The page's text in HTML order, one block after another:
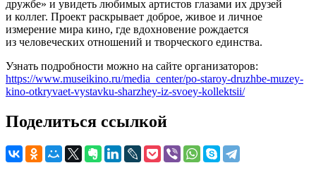
дружбе» и увидеть любимых артистов глазами их друзей
и коллег. Проект раскрывает доброе, живое и личное
измерение мира кино, где вдохновение рождается
из человеческих отношений и творческого единства.
Узнать подробности можно на сайте организаторов:
https://www.museikino.ru/media_center/po-staroy-druzhbe-muzey-
kino-otkryvaet-vystavku-sharzhey-iz-svoey-kollektsii/
Поделиться ссылкой